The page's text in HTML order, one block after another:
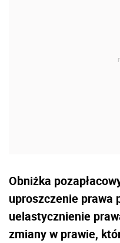
Obniżka
uproszczenie prawa
uelastycznienie
zmiany w prawie,